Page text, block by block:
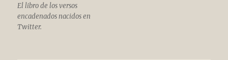
El libro de los versos
encadenados nacidos en
Twitter.